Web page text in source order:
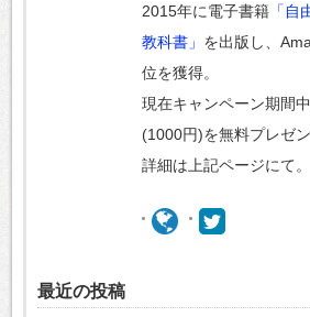
2015年に電子書籍 「
教科書」 を出版し、
位を獲得。
現在キャンペーン期間
(1000円)を無料プレゼン
詳細は上記ページにて。
最近の投稿